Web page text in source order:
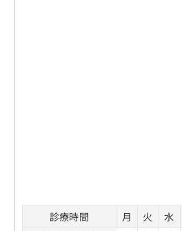
診療時間 月 火 水